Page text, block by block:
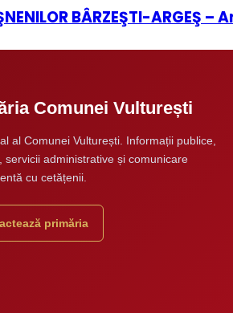
BÂRZEŞTI-
Comunei Vulturești
al Comunei Vulturești. Informații publice,
servicii administrative și comunicare
cu cetățenii.
primăria